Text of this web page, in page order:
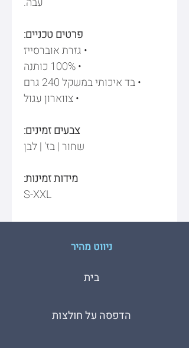
פרטים טכניים:
• גזרת אוברסייז
• 100% כותנה
• בד איכותי במשקל 240 גרם
• צווארון עגול
צבעים זמינים:
שחור | בז' | לבן
מידות זמינות:
S-XXL
ניווט מהיר
בית
הדפסה על חולצות